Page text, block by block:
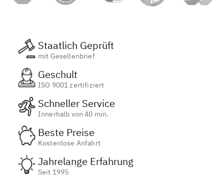
Staatlich Geprüft
mit Gesellenbrief
Geschult
ISO 9001 zertifiziert
Schneller Service
Innerhalb von 40 min.
Beste Preise
Kostenlose Anfahrt
Jahrelange Erfahrung
Seit 1995